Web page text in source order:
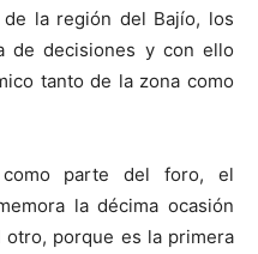
la región del Bajío, los
de decisiones y con ello
tanto de la zona como
parte del foro, el
la décima ocasión
porque es la primera